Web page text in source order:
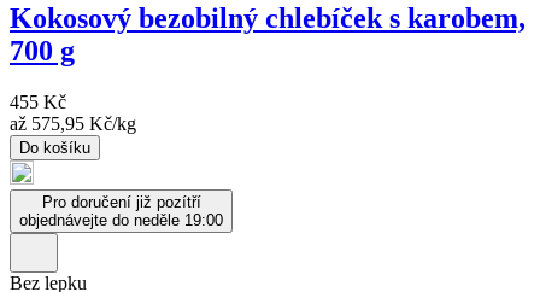
Kokosový bezobilný chlebíček s karobem,
700 g
455 Kč
až 575,95 Kč/kg
Do košíku
Pro doručení již pozítří
objednávejte do neděle 19:00
Bez lepku